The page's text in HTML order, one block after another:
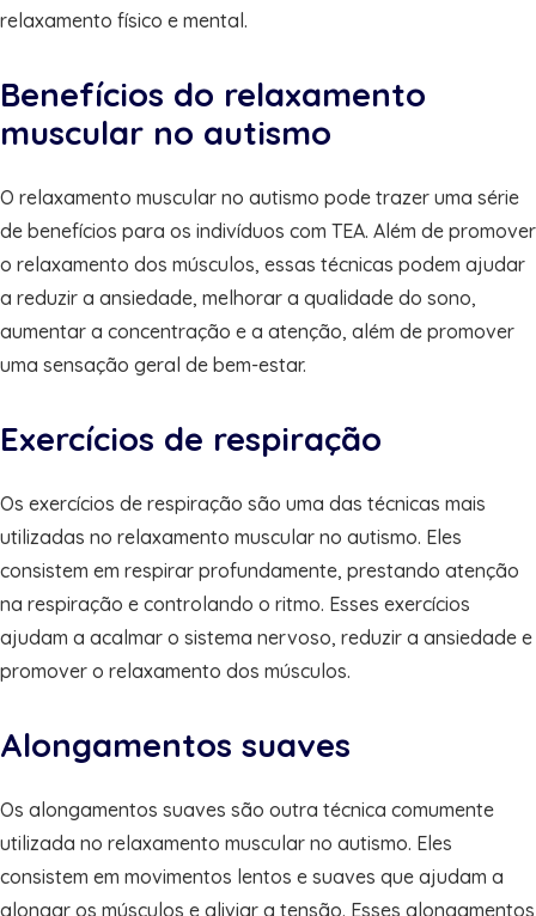
relaxamento físico e mental.
Benefícios do relaxamento
muscular no autismo
O relaxamento muscular no autismo pode trazer uma série
de benefícios para os indivíduos com TEA. Além de promover
o relaxamento dos músculos, essas técnicas podem ajudar
a reduzir a ansiedade, melhorar a qualidade do sono,
aumentar a concentração e a atenção, além de promover
uma sensação geral de bem-estar.
Exercícios de respiração
Os exercícios de respiração são uma das técnicas mais
utilizadas no relaxamento muscular no autismo. Eles
consistem em respirar profundamente, prestando atenção
na respiração e controlando o ritmo. Esses exercícios
ajudam a acalmar o sistema nervoso, reduzir a ansiedade e
promover o relaxamento dos músculos.
Alongamentos suaves
Os alongamentos suaves são outra técnica comumente
utilizada no relaxamento muscular no autismo. Eles
consistem em movimentos lentos e suaves que ajudam a
alongar os músculos e aliviar a tensão. Esses alongamentos